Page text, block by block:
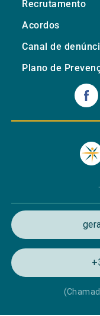
Recrutamento
Acordos
Canal de
Plano de